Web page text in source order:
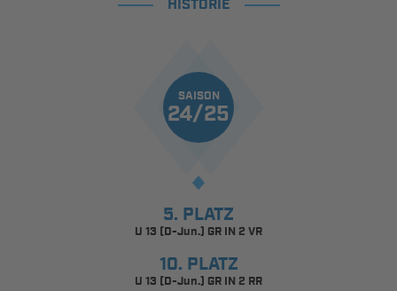
HISTORIE
SAISON
24/25
5. PLATZ
U 13 (D-Jun.) GR IN 2 VR
10. PLATZ
U 13 (D-Jun.) GR IN 2 RR